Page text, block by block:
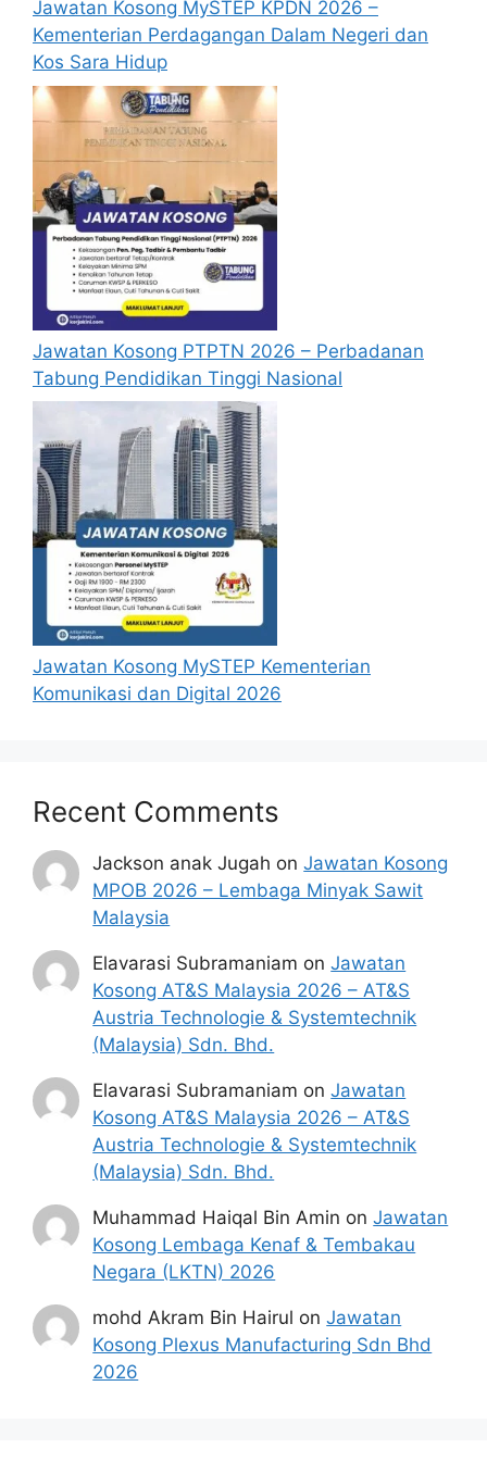
Januari
April 2025
Isi Rumah
RM 1,200
(RM100
Sebulan)
Warga Emas
Tiada
Pasangan
RM 1,200
(Sebulan
RM100)
Bujang
RM600
(Sebulan
RM50)
Baca Juga:
Cara Guna Bantuan MyKasih 2025
Cara Bayaran MyKasih 2025
Terdapat dua (2) kaedah pembayaran Bantuan
MyKasih kepada penerima, iaitu,
Secara tanpa tunai
Dikreditkan ke dalam kad
Secara tunai
penerima atau tunai di kaunter Bank
Simpanan Nasional (BSN) khusus
kepada penerima di Sabah dan
Sarawak.
Cara Semakan Status MyKasih
2025
Cara semakan Status MyKasih anda adalah
melalui langkah-langkah yang berikut.
Layari Portal Rasmi MyKasih
https://mykasih.com.my/
Sila
Klik Pada Semak Kelayakanuntuk
melihat paparan seterusnya.
Paparan ketiga menunjukkan
Status .
MasukkanNo Kad pengenalananda di
ruangan yang disediakan.
Jawatan Kosong MySTEP KPDN 2026 –
Kementerian Perdagangan Dalam Negeri dan
Kos Sara Hidup
Jawatan Kosong PTPTN 2026 – Perbadanan
Tabung Pendidikan Tinggi Nasional
Jawatan Kosong MySTEP Kementerian
Komunikasi dan Digital 2026
Recent Comments
Jackson anak Jugah onJawatan Kosong
MPOB 2026 – Lembaga Minyak Sawit
Malaysia
Elavarasi Subramaniam onJawatan
Kosong AT&S Malaysia 2026 – AT&S
Austria Technologie & Systemtechnik
(Malaysia) Sdn. Bhd.
Elavarasi Subramaniam onJawatan
Kosong AT&S Malaysia 2026 – AT&S
Austria Technologie & Systemtechnik
(Malaysia) Sdn. Bhd.
Muhammad Haiqal Bin Amin onJawatan
Kosong Lembaga Kenaf & Tembakau
Negara (LKTN) 2026
mohd Akram Bin Hairul onJawatan
Kosong Plexus Manufacturing Sdn Bhd
2026